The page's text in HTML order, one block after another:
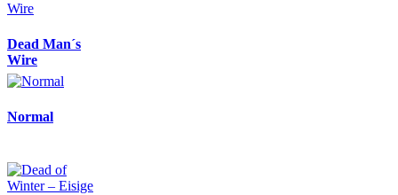
Dead Man´s
Wire
Normal